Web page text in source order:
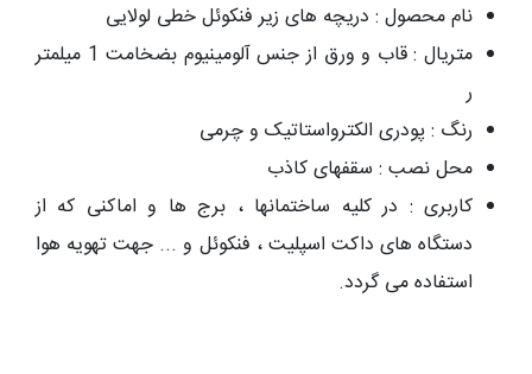
نام محصول : دریچه های زیر فنکوئل خطی لولایی
متریال : قاب و ورق از جنس آلومینیوم بضخامت 1 میلمتر
ر
رنگ : پودری الکترواستاتیک و چرمی
محل نصب : سقفهای کاذب
کاربری : در کلیه ساختمانها ، برج ها و اماکنی که از
دستگاه های داکت اسپلیت ، فنکوئل و ... جهت تهویه هوا
استفاده می گردد.